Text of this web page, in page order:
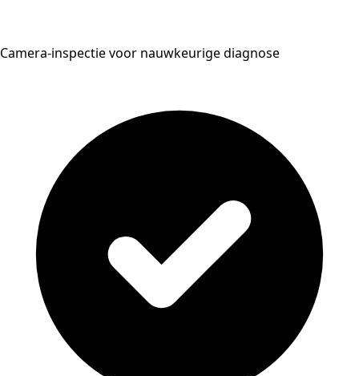
Camera-inspectie voor nauwkeurige diagnose